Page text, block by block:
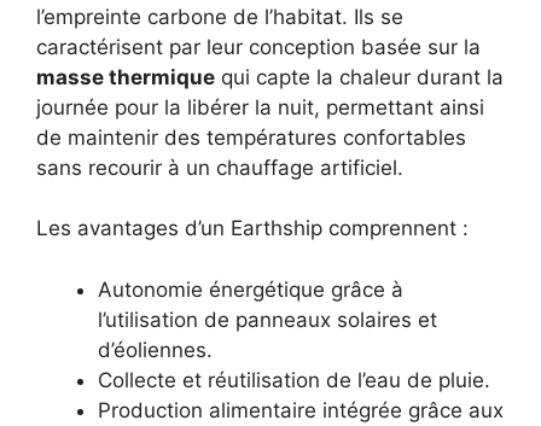
l’empreinte carbone de l’habitat. Ils se
caractérisent par leur conception basée sur la
masse thermique qui capte la chaleur durant la
journée pour la libérer la nuit, permettant ainsi
de maintenir des températures confortables
sans recourir à un chauffage artificiel.
Les avantages d’un Earthship comprennent :
Autonomie énergétique grâce à
l’utilisation de panneaux solaires et
d’éoliennes.
Collecte et réutilisation de l’eau de pluie.
Production alimentaire intégrée grâce aux